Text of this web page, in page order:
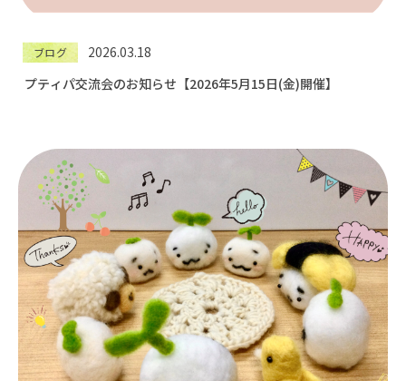
ブログ
2026.03.18
プティパ交流会のお知らせ【2026年5月15日(金)開催】